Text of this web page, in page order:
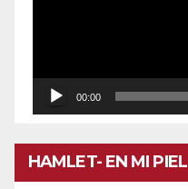
00:00
HAMLET- EN MI PIEL